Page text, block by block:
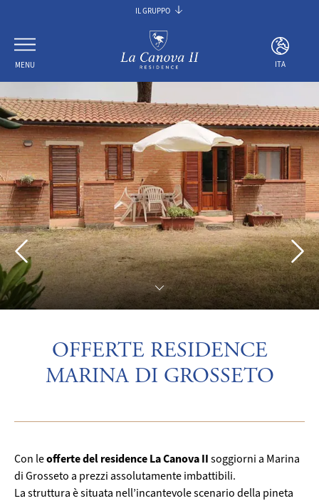
IL GRUPPO
TUSCANIA HOTEL GROUP
VILLA PALAGIO
VILLA PITIANA
MENU ITA
OFFERTE RESIDENCE
MARINA DI GROSSETO
Con leofferte del residence La Canova II soggiorni a Marina
di Grosseto a prezzi assolutamente imbattibili.
La struttura è situata nell’incantevole scenario della pineta